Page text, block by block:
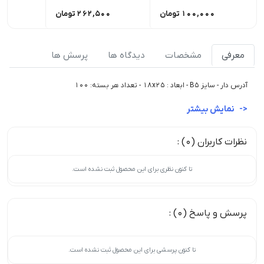
100,000 تومان 262,500 تومان
معرفی مشخصات دیدگاه ها پرسش ها
آدرس دار - سایز B5 - ابعاد : 18x25 - تعداد هر بسته: 100
نظرات کاربران (0) :
تا کنون نظری برای این محصول ثبت نشده است.
پرسش و پاسخ (0) :
تا کنون پرسشی برای این محصول ثبت نشده است.